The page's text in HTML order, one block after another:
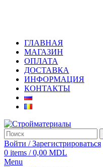
ГЛАВНАЯ
МАГАЗИН
ОПЛАТА
ДОСТАВКА
ИНФОРМАЦИЯ
КОНТАКТЫ
Войти / Зарегистрироваться
0 items / 0,00 MDL
Menu